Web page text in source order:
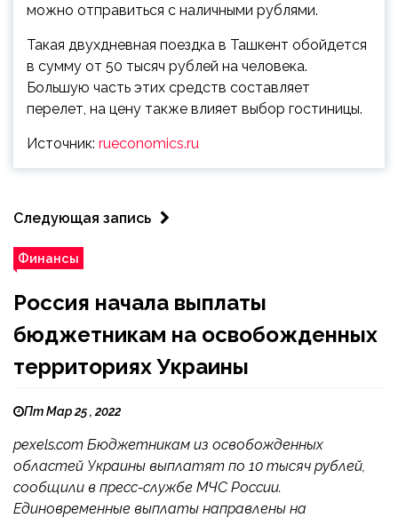
можно отправиться с наличными рублями.
Такая двухдневная поездка в Ташкент обойдется
в сумму от 50 тысяч рублей на человека.
Большую часть этих средств составляет
перелет, на цену также влияет выбор гостиницы.
Источник: rueconomics.ru
Следующая запись
Финансы
Россия начала выплаты
бюджетникам на освобожденных
территориях Украины
Пт Мар 25 , 2022
pexels.com Бюджетникам из освобожденных
областей Украины выплатят по 10 тысяч рублей,
сообщили в пресс-службе МЧС России.
Единовременные выплаты направлены на